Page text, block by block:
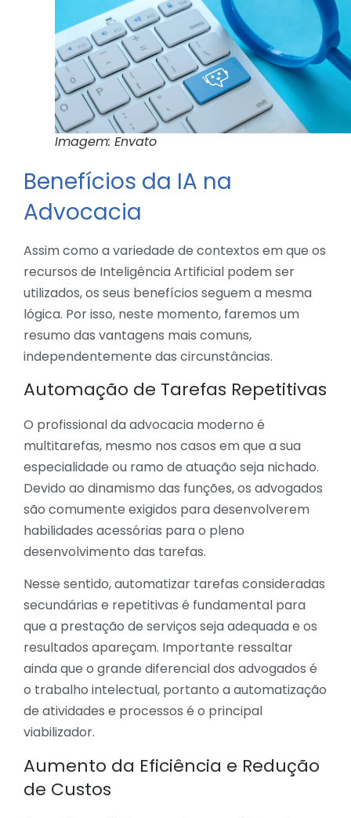
Imagem: Envato
Benefícios da IA na
Advocacia
Assim como a variedade de contextos em que os
recursos de Inteligência Artificial podem ser
utilizados, os seus benefícios seguem a mesma
lógica. Por isso, neste momento, faremos um
resumo das vantagens mais comuns,
independentemente das circunstâncias.
Automação de Tarefas Repetitivas
O profissional da advocacia moderno é
multitarefas, mesmo nos casos em que a sua
especialidade ou ramo de atuação seja nichado.
Devido ao dinamismo das funções, os advogados
são comumente exigidos para desenvolverem
habilidades acessórias para o pleno
desenvolvimento das tarefas.
Nesse sentido, automatizar tarefas consideradas
secundárias e repetitivas é fundamental para
que a prestação de serviços seja adequada e os
resultados apareçam. Importante ressaltar
ainda que o grande diferencial dos advogados é
o trabalho intelectual, portanto a automatização
de atividades e processos é o principal
viabilizador.
Aumento da Eficiência e Redução
de Custos